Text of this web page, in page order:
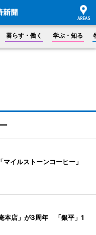
暮らす・働く 学ぶ・知る
マイルストーンコーヒー」
本店」が3周年 「銀平」1